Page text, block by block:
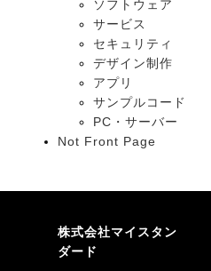
ソフトウェア
サービス
セキュリティ
デザイン制作
アプリ
サンプルコード
PC・サーバー
Not Front Page
株式会社マイスタン
ダード